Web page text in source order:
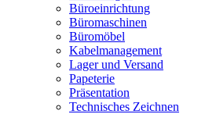
Büroeinrichtung
Büromaschinen
Büromöbel
Kabelmanagement
Lager und Versand
Papeterie
Präsentation
Technisches Zeichnen